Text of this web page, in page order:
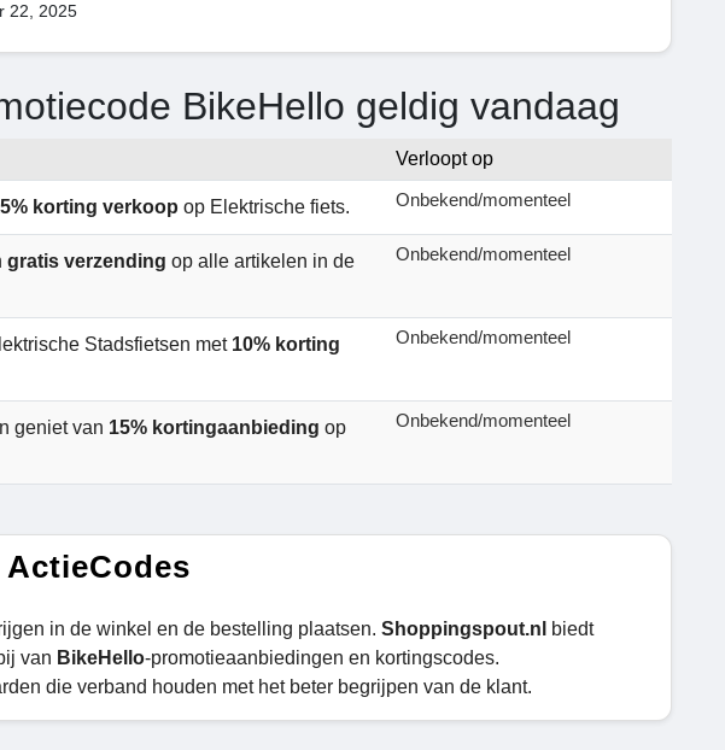
22, 2025
BikeHello geldig vandaag
Verloopt op
korting verkoop op Elektrische fiets. Onbekend/momenteel
gratis verzending op alle artikelen in de
Onbekend/momenteel
Stadsfietsen met 10% korting
Onbekend/momenteel
geniet van 15% kortingaanbieding op
Onbekend/momenteel
in de winkel en de bestelling plaatsen. Shoppingspout.nl
biedt
van BikeHello-promotieaanbiedingen en kortingscodes.
die verband houden met het beter begrijpen van de klant.